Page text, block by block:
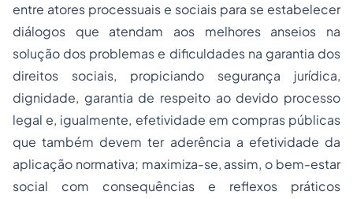
entre atores processuais e sociais para se estabelecer
diálogos que atendam aos melhores anseios na
solução dos problemas e dificuldades na garantia dos
direitos sociais, propiciando segurança jurídica,
dignidade, garantia de respeito ao devido processo
legal e, igualmente, efetividade em compras públicas
que também devem ter aderência a efetividade da
aplicação normativa; maximiza-se, assim, o bem-estar
social com consequências e reflexos práticos